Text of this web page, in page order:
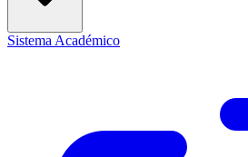
Sistema Académico